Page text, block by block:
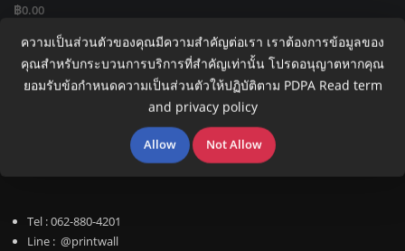
ความเป็นส่วนตัวของคุณมีความสำคัญต่อเรา เราต้องการข้อมูลของ
คุณสำหรับกระบวนการบริการที่สำคัญเท่านั้น โปรดอนุญาตหากคุณ
ยอมรับข้อกำหนดความเป็นส่วนตัวให้ปฏิบัติตาม PDPA Read term
and privacy policy
Allow Not Allow
฿0.00
Tel :062-880-4201
Line : @printwall